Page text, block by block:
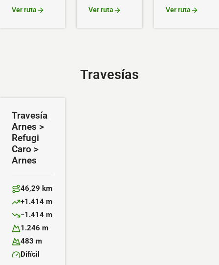
Ver ruta Ver ruta Ver ruta
Travesías
Travesía
Arnes >
Refugi
Caro >
Arnes
Distancia:
46,29 km
Desnivel positivo:
+1.414 m
Desnivel negativo:
−1.414 m
Altitud máxima:
1.246 m
Altitud mínima:
483 m
Dificultad:
Difícil